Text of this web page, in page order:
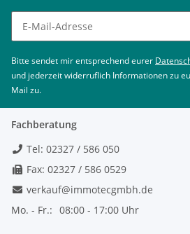
Newsletter abonnieren
Bitte sendet mir entsprechend eurer
und jederzeit widerruflich Informationen zu
Mail zu.
Fachberatung
Tel: 02327 / 586 050
Fax: 02327 / 586 0529
verkauf@immotecgmbh.de
Mo. - Fr.: 08:00 - 17:00 Uhr